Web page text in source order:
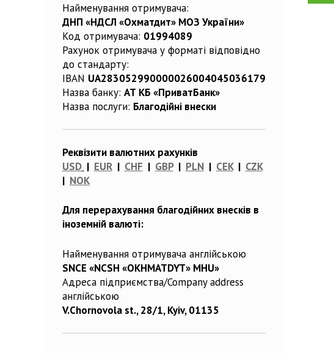
Найменування отримувача:
ДНП «НДСЛ «Охматдит» МОЗ України»
Код отримувача: 01994089
Рахунок отримувача у форматі відповідно
до стандарту:
IBAN UA283052990000026004045036179
Назва банку: АТ КБ «ПриватБанк»
Назва послуги: Благодійні внески
Реквізити валютних рахунків
USD | EUR| CHF | GBP| PLN| CEK| CZK
| NOK
Для перерахування благодійних внесків в
іноземній валюті:
Найменування отримувача англійською
SNCE «NCSH «OKHMATDYT» MHU»
Адреса підприємства/Company address
англійською
V.Chornovola st., 28/1, Kyiv, 01135